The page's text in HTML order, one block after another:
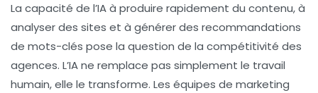
La capacité de l’IA à produire rapidement du contenu, à
analyser des sites et à générer des recommandations
de mots-clés pose la question de la compétitivité des
agences. L’IA ne remplace pas simplement le travail
humain, elle le transforme. Les équipes de marketing